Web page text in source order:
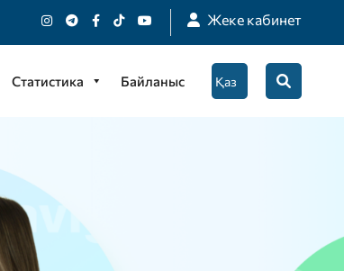
Жеке кабинет
Статистика Байланыс